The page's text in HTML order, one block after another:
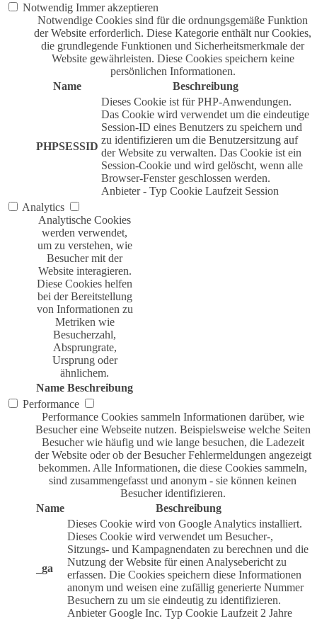
Notwendig Immer akzeptieren
Notwendige Cookies sind für die ordnungsgemäße Funktion
der Website erforderlich. Diese Kategorie enthält nur Cookies,
die grundlegende Funktionen und Sicherheitsmerkmale der
Website gewährleisten. Diese Cookies speichern keine
persönlichen Informationen.
Name
Beschreibung
PHPSESSID
Dieses Cookie ist für PHP-Anwendungen.
Das Cookie wird verwendet um die eindeutige
Session-ID eines Benutzers zu speichern und
zu identifizieren um die Benutzersitzung auf
der Website zu verwalten. Das Cookie ist ein
Session-Cookie und wird gelöscht, wenn alle
Browser-Fenster geschlossen werden.
Anbieter - Typ Cookie Laufzeit Session
Analytics
Analytische Cookies
werden verwendet,
um zu verstehen, wie
Besucher mit der
Website interagieren.
Diese Cookies helfen
bei der Bereitstellung
von Informationen zu
Metriken wie
Besucherzahl,
Absprungrate,
Ursprung oder
ähnlichem.
Name Beschreibung
Performance
Performance Cookies sammeln Informationen darüber, wie
Besucher eine Webseite nutzen. Beispielsweise welche Seiten
Besucher wie häufig und wie lange besuchen, die Ladezeit
der Website oder ob der Besucher Fehlermeldungen angezeigt
bekommen. Alle Informationen, die diese Cookies sammeln,
sind zusammengefasst und anonym - sie können keinen
Besucher identifizieren.
Name
Beschreibung
_ga
Dieses Cookie wird von Google Analytics installiert.
Dieses Cookie wird verwendet um Besucher-,
Sitzungs- und Kampagnendaten zu berechnen und die
Nutzung der Website für einen Analysebericht zu
erfassen. Die Cookies speichern diese Informationen
anonym und weisen eine zufällig generierte Nummer
Besuchern zu um sie eindeutig zu identifizieren.
Anbieter Google Inc. Typ Cookie Laufzeit 2 Jahre